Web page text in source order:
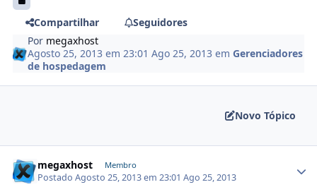
Compartilhar
Seguidores
Por megaxhost
Agosto 25, 2013 em 23:01Ago 25, 2013 emGerenciadores
de hospedagem
Novo Tópico
megaxhost Membro
PostadoAgosto 25, 2013 em 23:01Ago 25, 2013